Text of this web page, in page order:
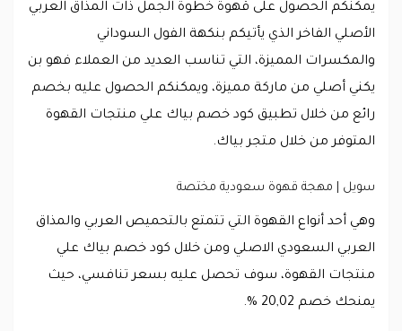
يمكنكم الحصول على قهوة خطوة الجمل ذات المذاق العربي
الأصلي الفاخر الذي يأتيكم بنكهة الفول السوداني
والمكسرات المميزة، التي تناسب العديد من العملاء فهو بن
يكني أصلي من ماركة مميزة، ويمكنكم الحصول عليه بخصم
رائع من خلال تطبيق كود خصم بياك علي منتجات القهوة
المتوفر من خلال متجر بياك.
سويل | مهجة قهوة سعودية مختصة
وهي أحد أنواع القهوة التي تتمتع بالتحميص العربي والمذاق
العربي السعودي الاصلي ومن خلال كود خصم بياك علي
منتجات القهوة، سوف تحصل عليه بسعر تنافسي، حيث
يمنحك خصم 20,02 %.